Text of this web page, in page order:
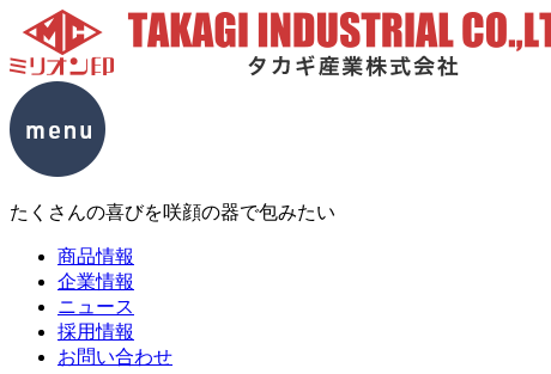
たくさんの喜びを咲顔の器で包みたい
商品情報
企業情報
ニュース
採用情報
お問い合わせ